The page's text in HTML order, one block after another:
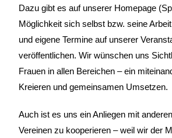
Dazu gibt es auf unserer Homepage
Möglichkeit sich selbst bzw. seine
und eigene Termine auf unserer
veröffentlichen. Wir wünschen uns
Frauen in allen Bereichen – ein
Kreieren und gemeinsamen Umsetzen.
Auch ist es uns ein Anliegen mit
Vereinen zu kooperieren – weil wir der